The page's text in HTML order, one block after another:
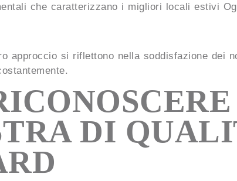
che caratterizzano i migliori locali estivi
approccio si riflettono nella soddisfazione dei
DI